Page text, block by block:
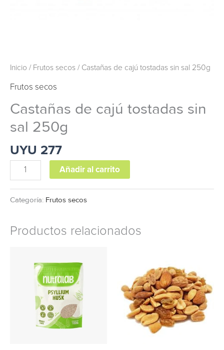
Inicio / Frutos secos / Castañas de cajú tostadas sin sal 250g
Frutos secos
Castañas de cajú tostadas sin
sal 250g
UYU 277
Añadir al carrito
Categoría: Frutos secos
Productos relacionados